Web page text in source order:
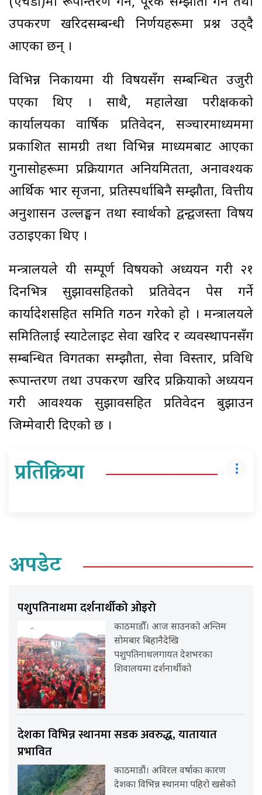
उपकरण खरिदसम्बन्धी निर्णयहरूमा प्रश्न उठ्दै
आएका छन् ।
विभिन्न निकायमा यी विषयसँग सम्बन्धित उजुरी
पएका थिए । साथै, महालेखा परीक्षकको
कार्यालयका वार्षिक प्रतिवेदन, सञ्चारमाध्यममा
प्रकाशित सामग्री तथा विभिन्न माध्यमबाट आएका
गुनासोहरूमा प्रक्रियागत अनियमितता, अनावश्यक
आर्थिक भार सृजना, प्रतिस्पर्धाबिनै सम्झौता, वित्तीय
अनुशासन उल्लङ्घन तथा स्वार्थको द्वन्द्वजस्ता विषय
उठाइएका थिए ।
मन्त्रालयले यी सम्पूर्ण विषयको अध्ययन गरी २१
दिनभित्र सुझावसहितको प्रतिवेदन पेस गर्ने
कार्यादेशसहित समिति गठन गरेको हो । मन्त्रालयले
समितिलाई स्याटेलाइट सेवा खरिद र व्यवस्थापनसँग
सम्बन्धित विगतका सम्झौता, सेवा विस्तार, प्रविधि
रूपान्तरण तथा उपकरण खरिद प्रक्रियाको अध्ययन
गरी आवश्यक सुझावसहित प्रतिवेदन बुझाउन
जिम्मेवारी दिएको छ ।
प्रतिक्रिया
अपडेट
पशुपतिनाथमा दर्शनार्थीको ओइरो
काठमाडौँ। आज साउनको अन्तिम
सोमबार बिहानैदेखि
पशुपतिनाथलगायत देशभरका
शिवालयमा दर्शनार्थीको
देशका विभिन्न स्थानमा सडक अवरुद्ध, यातायात
प्रभावित
काठमाडौं। अविरल वर्षाका कारण
देशका विभिन्न स्थानमा पहिरो खसेको